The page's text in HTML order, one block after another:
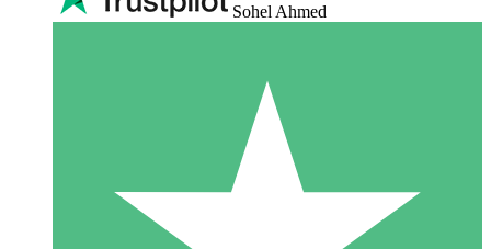
Sohel Ahmed